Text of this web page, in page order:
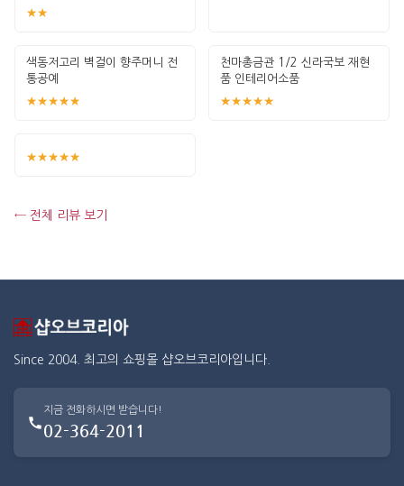
그림 고급
★★
색동저고리 벽걸이 향주머니 전
통공예
★★★★★
천마총금관 1/2 신라국보 재현
품 인테리어소품
★★★★★
★★★★★
← 전체 리뷰 보기
Since 2004. 최고의 쇼핑몰 샵오브코리아입니다.
지금 전화하시면 받습니다!
02-364-2011